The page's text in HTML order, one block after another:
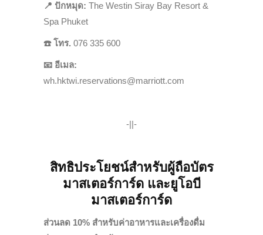
📍 ปักหมุด: The Westin Siray Bay Resort &
Spa Phuket
☎️โทร. 076 335 600
📧 อีเมล:
wh.hktwi.reservations@marriott.com
-||-
สิทธิประโยชน์สำหรับผู้ถือบัตร
มาสเตอร์การ์ด และยูโอบี
มาสเตอร์การ์ด
ส่วนลด 10% สำหรับค่าอาหารและเครื่องดื่ม